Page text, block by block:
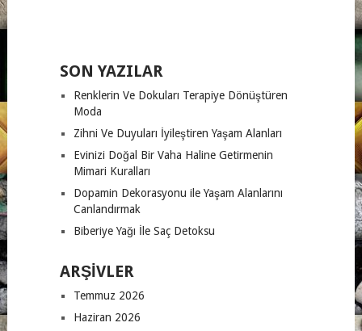
SON YAZILAR
Renklerin Ve Dokuları Terapiye Dönüştüren
Moda
Zihni Ve Duyuları İyileştiren Yaşam Alanları
Evinizi Doğal Bir Vaha Haline Getirmenin
Mimari Kuralları
Dopamin Dekorasyonu ile Yaşam Alanlarını
Canlandırmak
Biberiye Yağı İle Saç Detoksu
ARŞIVLER
Temmuz 2026
Haziran 2026